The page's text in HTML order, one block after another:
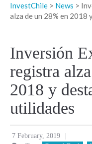
InvestChile > News >
alza de un 28% en 2018
Inversión
registra
2018 y
utilidades
7 February, 2019 |